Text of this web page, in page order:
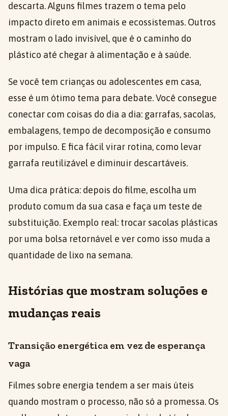
descarta. Alguns filmes trazem o tema pelo
impacto direto em animais e ecossistemas. Outros
mostram o lado invisível, que é o caminho do
plástico até chegar à alimentação e à saúde.
Se você tem crianças ou adolescentes em casa,
esse é um ótimo tema para debate. Você consegue
conectar com coisas do dia a dia: garrafas, sacolas,
embalagens, tempo de decomposição e consumo
por impulso. E fica fácil virar rotina, como levar
garrafa reutilizável e diminuir descartáveis.
Uma dica prática: depois do filme, escolha um
produto comum da sua casa e faça um teste de
substituição. Exemplo real: trocar sacolas plásticas
por uma bolsa retornável e ver como isso muda a
quantidade de lixo na semana.
Histórias que mostram soluções e
mudanças reais
Transição energética em vez de esperança
vaga
Filmes sobre energia tendem a ser mais úteis
quando mostram o processo, não só a promessa. Os